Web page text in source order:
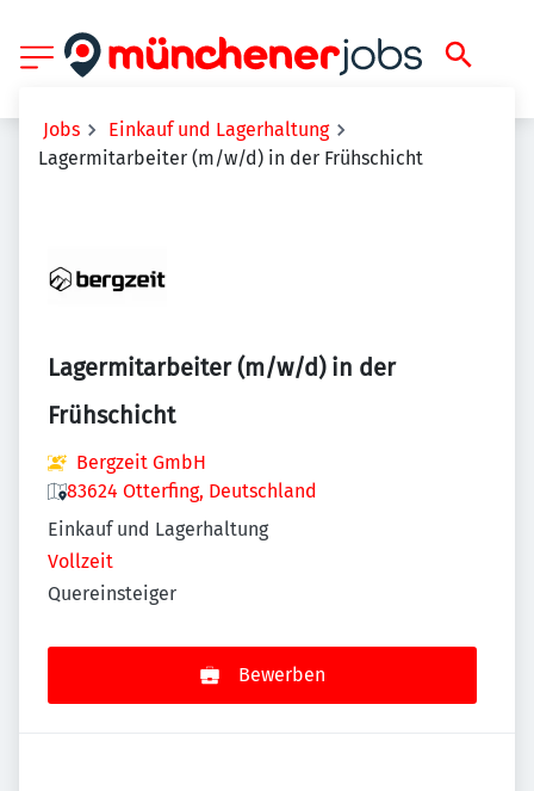
Jobs
Einkauf und Lagerhaltung
Lagermitarbeiter (m/w/d) in der Frühschicht
Lagermitarbeiter (m/w/d) in der
Frühschicht
Bergzeit GmbH
83624 Otterfing, Deutschland
Einkauf und Lagerhaltung
Vollzeit
Quereinsteiger
Bewerben